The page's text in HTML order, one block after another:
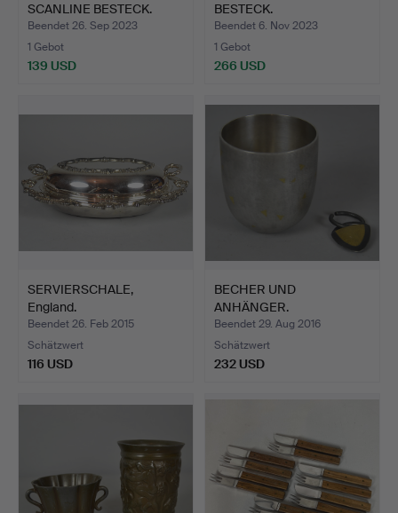
SCANLINE BESTECK.
Beendet 26. Sep 2023
1 Gebot
139 USD
BESTECK.
Beendet 6. Nov 2023
1 Gebot
266 USD
SERVIERSCHALE,
England.
Beendet 26. Feb 2015
Schätzwert
116 USD
BECHER UND
ANHÄNGER.
Beendet 29. Aug 2016
Schätzwert
232 USD